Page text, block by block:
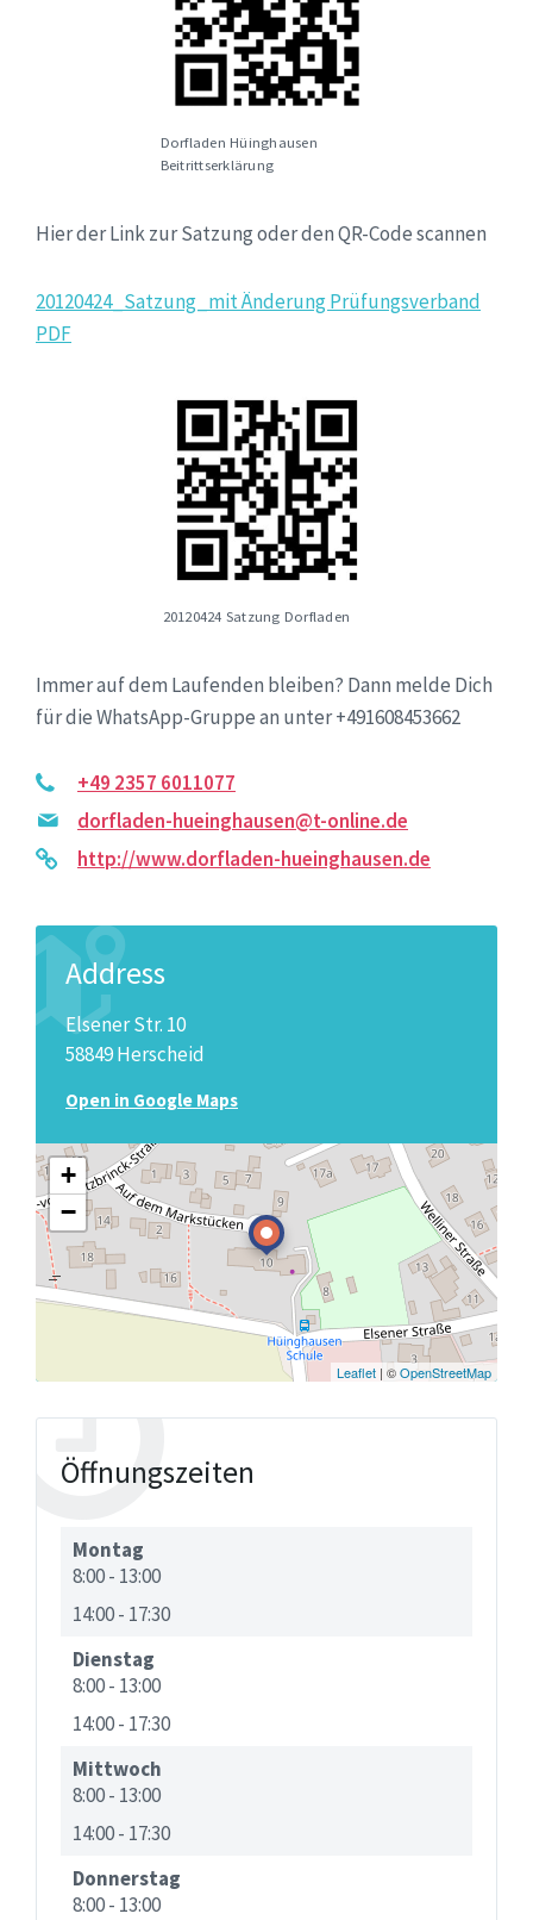
Dorfladen Hüinghausen
Beitrittserklärung
Hier der Link zur Satzung oder den QR-Code scannen
20120424_Satzung_mit Änderung Prüfungsverband
PDF
20120424 Satzung Dorfladen
Immer auf dem Laufenden bleiben? Dann melde Dich
für die WhatsApp-Gruppe an unter +491608453662
+49 2357 6011077
dorfladen-hueinghausen@t-online.de
http://www.dorfladen-hueinghausen.de
Address
Elsener Str. 10
58849 Herscheid
Open in Google Maps
+
−
Leaflet | ©OpenStreetMap
Öffnungszeiten
Montag
8:00- 13:00
14:00- 17:30
Dienstag
8:00- 13:00
14:00- 17:30
Mittwoch
8:00- 13:00
14:00- 17:30
Donnerstag
8:00- 13:00